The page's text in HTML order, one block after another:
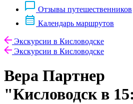
Отзывы путешественников
Календарь маршрутов
Экскурсии в Кисловодске
Экскурсии в Кисловодске
Вера Партнер
"Кисловодск в